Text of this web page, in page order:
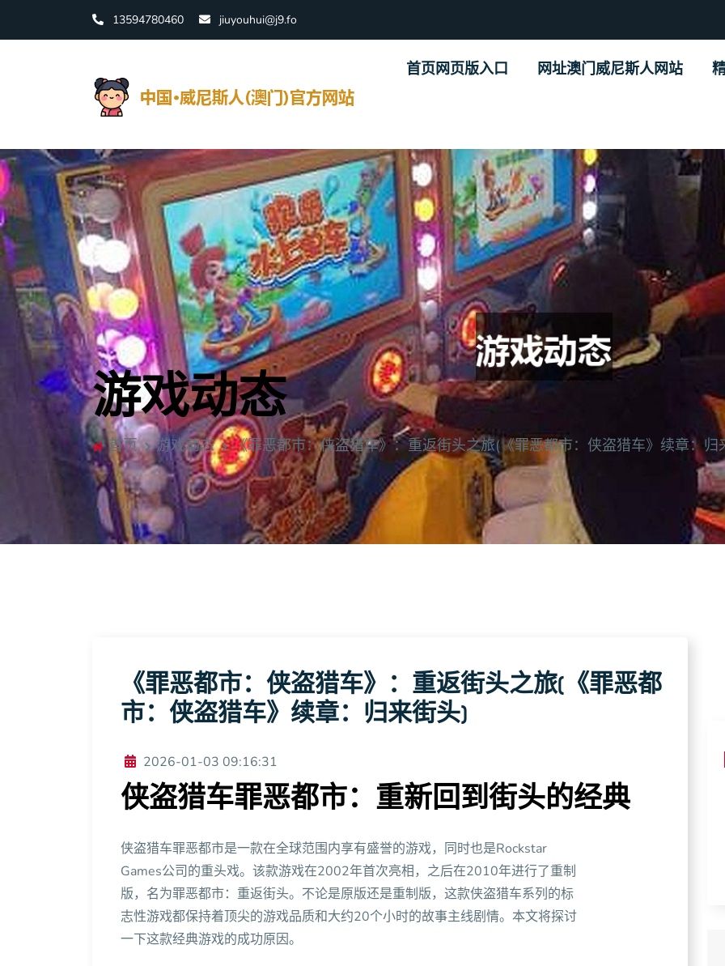
13594780460 jiuyouhui@j9.fo
首页网页版入口 网址澳门威尼斯人网站
游戏动态
首页 游戏动态 《罪恶都市：侠盗猎车》：重返街头之旅(《罪恶都市：侠盗猎车》续章：归
《罪恶都市：侠盗猎车》：重返街头之旅(《罪恶都
市：侠盗猎车》续章：归来街头)
2026-01-03 09:16:31
侠盗猎车罪恶都市：重新回到街头的经典
侠盗猎车罪恶都市是一款在全球范围内享有盛誉的游戏，同时也是Rockstar
Games公司的重头戏。该款游戏在2002年首次亮相，之后在2010年进行了重制
版，名为罪恶都市：重返街头。不论是原版还是重制版，这款侠盗猎车系列的标
志性游戏都保持着顶尖的游戏品质和大约20个小时的故事主线剧情。本文将探讨
一下这款经典游戏的成功原因。